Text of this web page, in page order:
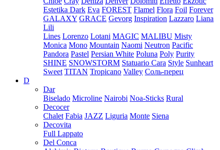
Estetika Dark Eva FOREST Flamel Flora Foil Forever
GALAXY GRACE Gevorg Inspiration Lazzaro Liana
Lili
Lines Lorenzo Lotani MAGIC MALIBU Misty
Monica Mono Mountain Naomi Neutron Pacific
Pandora Pastel Persian White Poluna Poly Purity
SHINE SNOWSTORM Statuario Cara Style Sunheart
Sweet TITAN Tropicano Valley Соль-перец
D
Dar
Biselado Microline Nairobi Noa-Sticks Rural
Decocer
Chalet Fabia JAZZ Liguria Monte Siena
Decovita
Full Lappato
Del Conca